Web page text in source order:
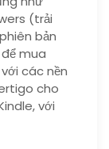
(trải
bản
mua
các nền
cho
với